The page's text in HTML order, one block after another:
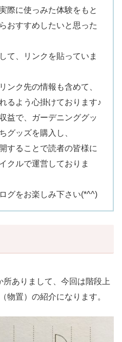
際に使っみた体験をもと
おすすめしたいと思った
て、リンクを貼っていま
ンク先の情報も含めて、
るよう心掛けております♪
益で、ガーデニンググッ
グッズを購入し、
することで読者の皆様に
クルで運営しておりま
グをお楽しみ下さい(*^^)
ありまして、今回は階段上
物置）の紹介になります。